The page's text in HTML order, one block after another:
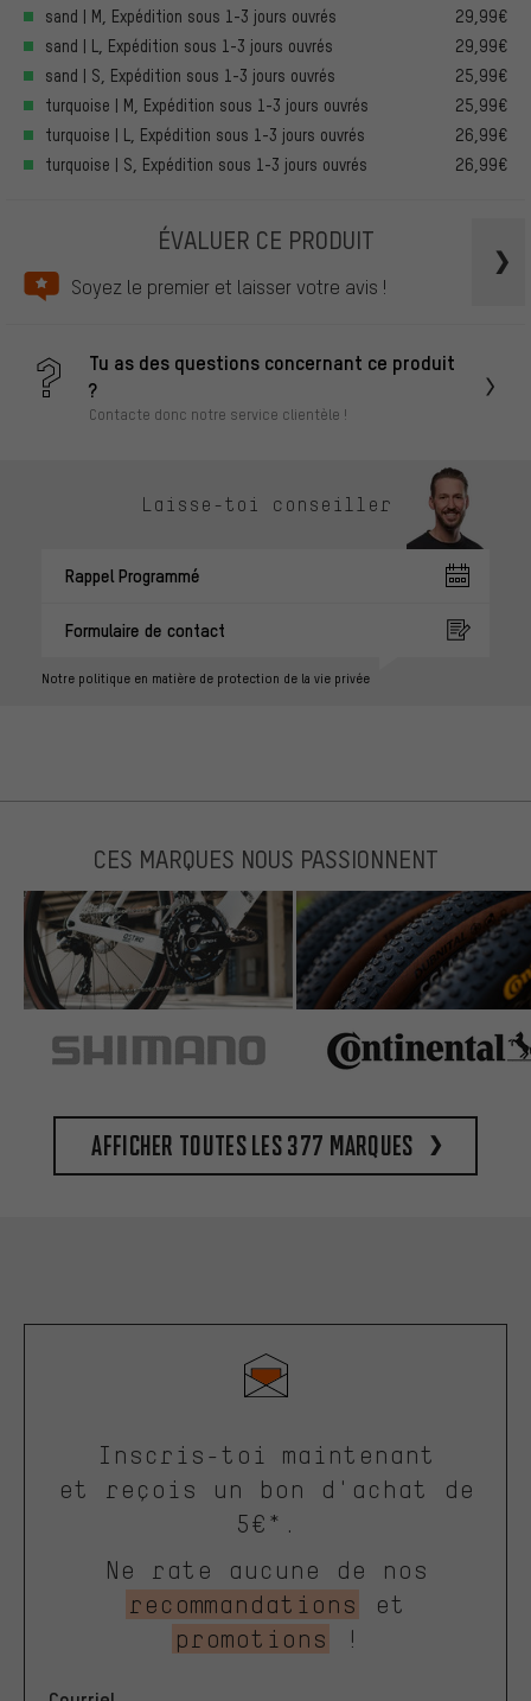
sand | M, Expédition sous 1-3 jours ouvrés
29,99€
sand | L, Expédition sous 1-3 jours ouvrés
29,99€
sand | S, Expédition sous 1-3 jours ouvrés
25,99€
turquoise | M, Expédition sous 1-3 jours ouvrés
25,99€
turquoise | L, Expédition sous 1-3 jours ouvrés
26,99€
turquoise | S, Expédition sous 1-3 jours ouvrés
26,99€
ÉVALUER CE PRODUIT
Soyez le premier et laisser votre avis !
Tu as des questions concernant ce produit
?
Contacte donc notre service clientèle !
Laisse-toi conseiller
Rappel Programmé
Formulaire de contact
Notre politique en matière de protection de la vie privée
CES MARQUES NOUS PASSIONNENT
Afficher toutes les 377 marques
Inscris-toi maintenant
et reçois un bon d'achat de
5€*.
Ne rate aucune de nos
recommandations
et
promotions
!